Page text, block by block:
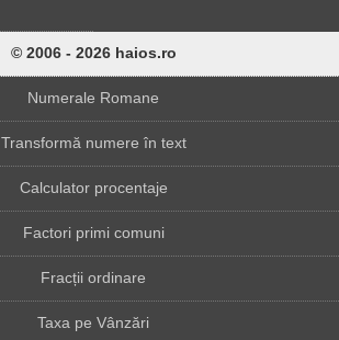
© 2006 - 2026 haios.ro
Numerale Romane
Transformă numere în text
Calculator procentaje
Factori primi comuni
Fracții ordinare
Taxa pe Vânzări